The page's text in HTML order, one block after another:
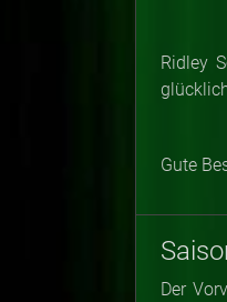
Ridley
Gute
Der